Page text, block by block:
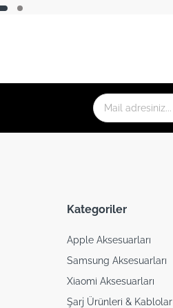
Kategoriler
Apple Aksesuarları
Samsung Aksesuarları
Xiaomi Aksesuarları
Şarj Ürünleri & Kablolar